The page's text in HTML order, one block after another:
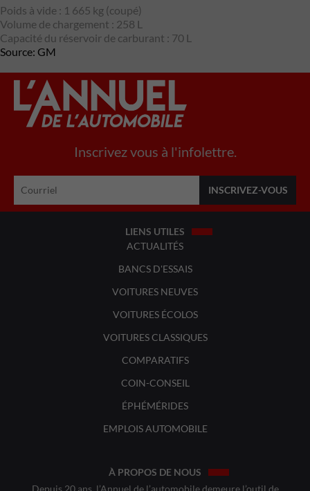
Poids à vide : 1 665 kg (coupé)
Volume de chargement : 258 L
Capacité du réservoir de carburant : 70 L
Source: GM
Inscrivez vous à l'infolettre.
LIENS UTILES
ACTUALITÉS
BANCS D'ESSAIS
VOITURES NEUVES
VOITURES ÉCOLOS
VOITURES CLASSIQUES
COMPARATIFS
COIN-CONSEIL
ÉPHÉMÉRIDES
EMPLOIS AUTOMOBILE
À PROPOS DE NOUS